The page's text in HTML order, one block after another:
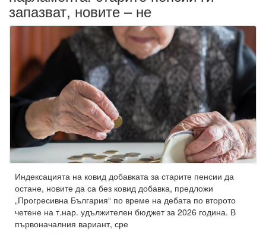
запазват, новите – не
Индексацията на ковид добавката за старите пенсии да
остане, новите да са без ковид добавка, предложи
„Прогресивна България“ по време на дебата по второто
четене на т.нар. удължителен бюджет за 2026 година. В
първоначалния вариант, сре